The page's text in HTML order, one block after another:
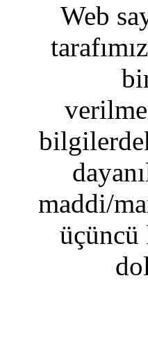
Web
maddi/
üçüncü